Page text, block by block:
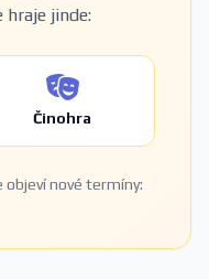
hraje jinde:
Činohra
objeví nové termíny: